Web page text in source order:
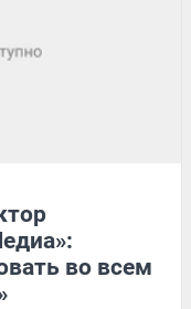
во всем